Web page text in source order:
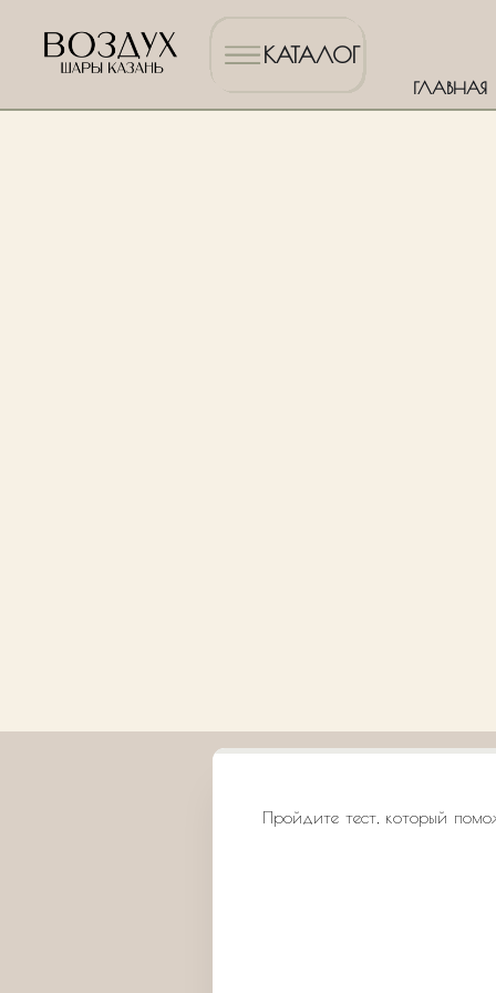
КАТАЛОГ
ГЛАВНАЯ
Пройдите тест, который